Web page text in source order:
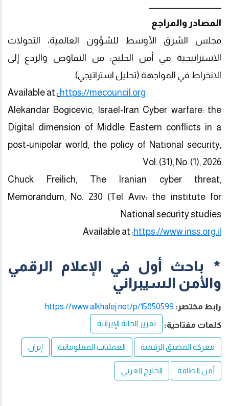
ـــــــــــــــــــــــــــــــــــــــــــــــ
المصادر والمراجع
مجلس الشرق الأوسط للشؤون العالمية، التحولات
الاستراتيجية في أمن الخليج: من التفاوض والردع إلى
الانخراط في المواجهة (تحليل استراتيجي).
https://mecouncil.org
:
Available at
Alekandar Bogicevic, Israel-Iran Cyber warfare: the
Digital dimension of Middle Eastern conflicts in a
post-unipolar world, the policy of National security,
Vol. (31), No. (1), 2026
Chuck Freilich, The Iranian cyber threat,
Memorandum, No. 230 (Tel Aviv: the institute for
National security studies
.
Available at :https://www.inss.org.il
* باحث أول في الإعلام الرقمي
والأمن السيبراني
رابط مختصر: https://www.alkhalej.net/p/15850599
كلمات مفتاحية: تقرير الحالة الإيرانية
معركة المضيق الرقمية العمليات المعلوماتية إيران
أمن الطاقة الخليج العربي